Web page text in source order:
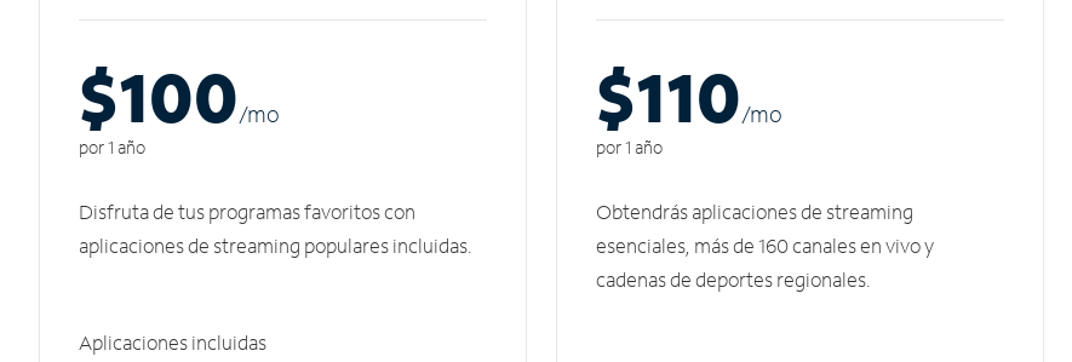
$100/mo
por 1 año
Disfruta de tus programas favoritos con
aplicaciones de streaming populares incluidas.
Aplicaciones incluidas
$110/mo
por 1 año
Obtendrás aplicaciones de streaming
esenciales, más de 160 canales en vivo y
cadenas de deportes regionales.